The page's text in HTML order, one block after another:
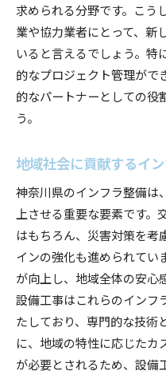
求められる分野です。こう
業や協力業者にとって、新
いると言えるでしょう。特
的なプロジェクト管理がで
的なパートナーとしての役
う。
地域社会に貢献するイ
神奈川県のインフラ整備は
上させる重要な要素です
はもちろん、災害対策を考
インの強化も進められてい
が向上し、地域全体の安心
設備工事はこれらのインフ
たしており、専門的な技術
に、地域の特性に応じたカ
が必要とされるため、設備